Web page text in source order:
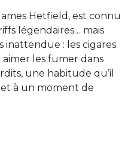
Hetfield, est connu
légendaires… mais
inattendue : les cigares.
aimer les fumer dans
une habitude qu’il
et à un moment de